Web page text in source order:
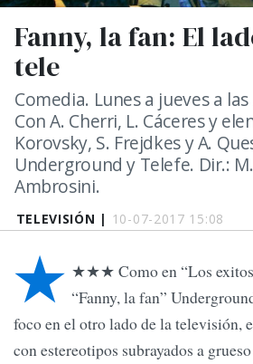
TELEVISIÓN | 10-07-2017 15:08
Fanny, la fan: El
tele
Comedia. Lunes a jueves a
Con A. Cherri, L. Cáceres y
Korovsky, S. Frejdkes y A.
Underground y Telefe. Dir.:
Ambrosini.
★ ★★★ Como en “Los
“Fanny, la fan”
foco en el otro lado de la televisión,
con estereotipos subrayados a